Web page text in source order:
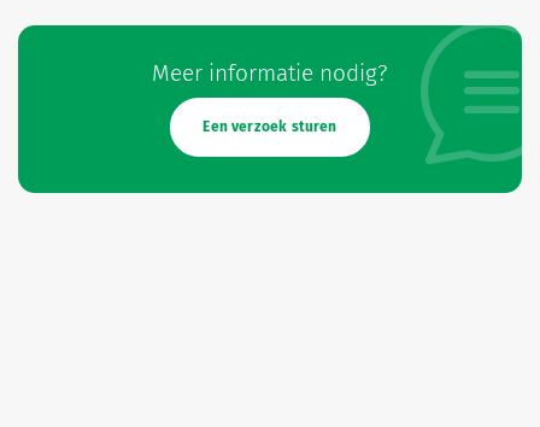
Meer informatie nodig?
Een verzoek sturen